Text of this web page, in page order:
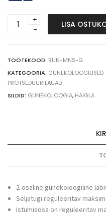
Günekoloogiline
läbivaatlustoolLISA
TOOTEKOOD: RUN-MNS-G
KATEGOORIA: GÜNEKOLOOGILISED
PROTSEDUURILAUAD
SILDID: GÜNEKOLOOGIA, HAIGLA
2-osaline günekoloogiline
Seljatugi reguleeritav
Istumisosa on reguleeritav